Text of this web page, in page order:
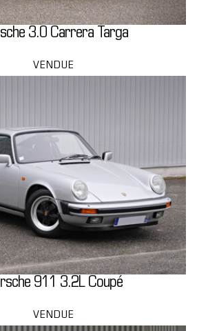
3.0 Carrera Targa
VENDUE
911 3.2L Coupé
VENDUE